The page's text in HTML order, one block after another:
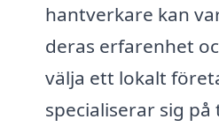
hantverkare kan
deras erfarenhet
välja ett lokalt
specialiserar sig